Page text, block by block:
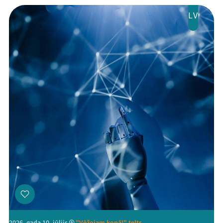
Mana programma
Festivāls
LV